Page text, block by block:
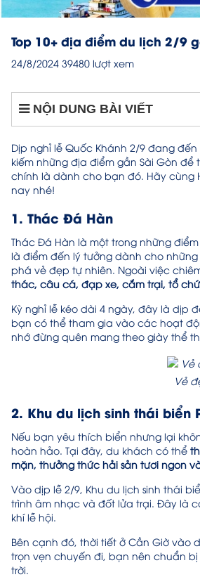
Top 10+ địa điểm du lịch 2/9
24/8/2024 39480 lượt xem
NỘI DUNG BÀI VIẾT
Dịp nghỉ lễ Quốc Khánh 2/9 đang
kiếm những địa điểm gần Sài Gòn
chính là dành cho bạn đó. Hãy cùng
nay nhé!
1. Thác Đá Hàn
Thác Đá Hàn là một trong những
là điểm đến lý tưởng dành cho
phá vẻ đẹp tự nhiên. Ngoài việc
thác, câu cá, đạp xe, cắm trại, tổ
Kỳ nghỉ lễ kéo dài 4 ngày, đây là dịp
bạn có thể tham gia vào các hoạt
nhớ đừng quên mang theo giày thể
Vẻ
2. Khu du lịch sinh thái biển
Nếu bạn yêu thích biển nhưng lại
hoàn hảo. Tại đây, du khách có thể
mặn, thưởng thức hải sản tươi ngon
Vào dịp lễ 2/9, Khu du lịch sinh thái
trình âm nhạc và đốt lửa trại. Đây là
khí lễ hội.
Bên cạnh đó, thời tiết ở Cần Giờ vào
trọn vẹn chuyến đi, bạn nên chuẩn
trời.